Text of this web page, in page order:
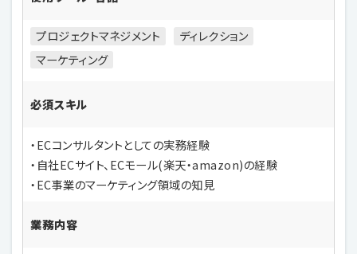
プロジェクトマネジメント
ディレクション
マーケティング
必須スキル
・ECコンサルタントとしての実務経験
・自社ECサイト、ECモール(楽天・amazon)の経験
・EC事業のマーケティング領域の知見
業務内容